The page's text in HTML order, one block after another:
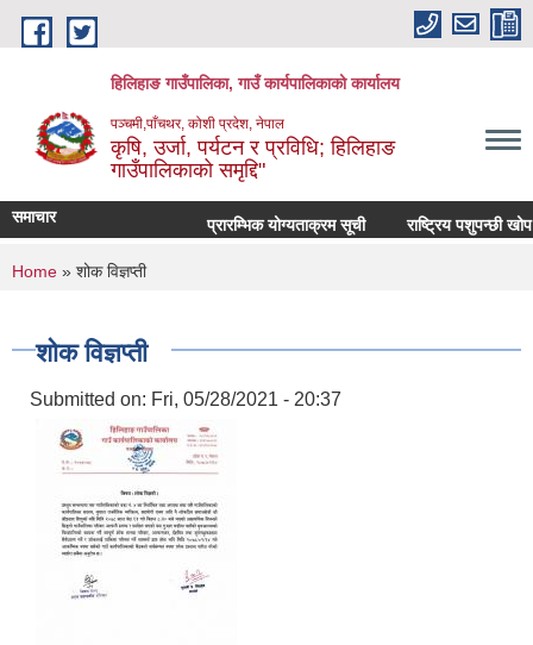
Skip to main content
हिलिहाङ गाउँपालिका, गाउँ कार्यपालिकाको कार्यालय
पञ्चमी,पाँचथर, कोशी प्रदेश, नेपाल
कृषि, उर्जा, पर्यटन र प्रविधि; हिलिहाङ
गाउँपालिकाको समृद्दि"
समाचार प्रारम्भिक योग्यताक्रम सूची राष्ट्रिय पशुपन्छी
You are here
Home » शोक विज्ञप्ती
शोक विज्ञप्ती
Submitted on: Fri, 05/28/2021 - 20:37